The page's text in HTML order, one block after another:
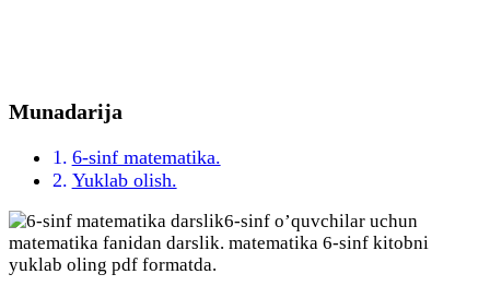
Munadarija
6-sinf matematika.
Yuklab olish.
6-sinf o’quvchilar uchun
matematika fanidan darslik. matematika 6-sinf kitobni
yuklab oling pdf formatda.